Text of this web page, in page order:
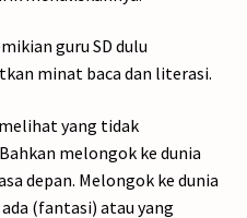
guru SD dulu
minat baca dan literasi.
yang tidak
melongok ke dunia
depan. Melongok ke dunia
(fantasi) atau yang